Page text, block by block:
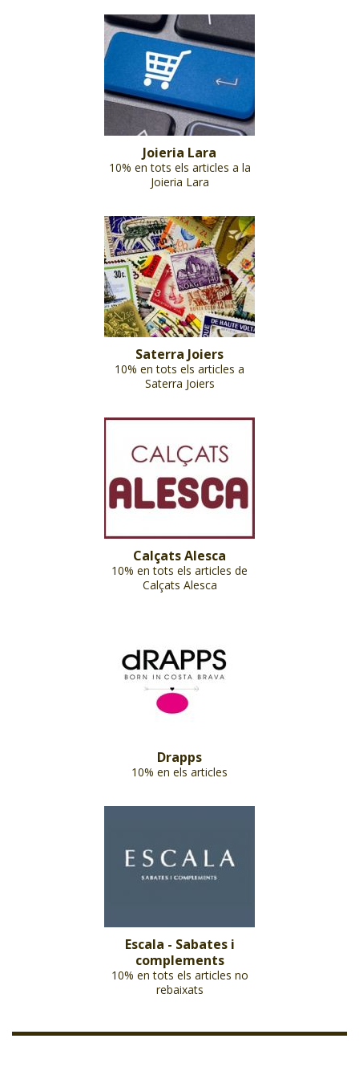
Joieria Lara
10% en tots els articles a la
Joieria Lara
Saterra Joiers
10% en tots els articles a
Saterra Joiers
Calçats Alesca
10% en tots els articles de
Calçats Alesca
Drapps
10% en els articles
Escala - Sabates i
complements
10% en tots els articles no
rebaixats